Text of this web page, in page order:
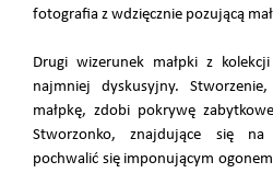
fotografia z wdzięcznie pozującą
Drugi wizerunek małpki z
najmniej dyskusyjny.
małpkę, zdobi pokrywę
Stworzonko, znajdujące się na
pochwalić się imponującym